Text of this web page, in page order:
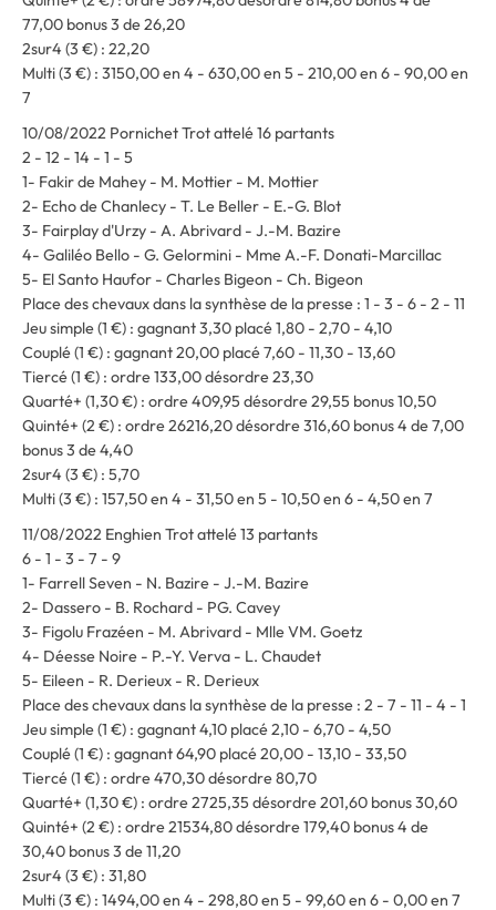
77,00 bonus 3 de 26,20
2sur4 (3 €) : 22,20
Multi (3 €) : 3150,00 en 4 - 630,00 en 5 - 210,00 en 6 - 90,00 en
7
10/08/2022 Pornichet Trot attelé 16 partants
2 - 12 - 14 - 1 - 5
1- Fakir de Mahey - M. Mottier - M. Mottier
2- Echo de Chanlecy - T. Le Beller - E.-G. Blot
3- Fairplay d'Urzy - A. Abrivard - J.-M. Bazire
4- Galiléo Bello - G. Gelormini - Mme A.-F. Donati-Marcillac
5- El Santo Haufor - Charles Bigeon - Ch. Bigeon
Place des chevaux dans la synthèse de la presse : 1 - 3 - 6 - 2 - 11
Jeu simple (1 €) : gagnant 3,30 placé 1,80 - 2,70 - 4,10
Couplé (1 €) : gagnant 20,00 placé 7,60 - 11,30 - 13,60
Tiercé (1 €) : ordre 133,00 désordre 23,30
Quarté+ (1,30 €) : ordre 409,95 désordre 29,55 bonus 10,50
Quinté+ (2 €) : ordre 26216,20 désordre 316,60 bonus 4 de 7,00
bonus 3 de 4,40
2sur4 (3 €) : 5,70
Multi (3 €) : 157,50 en 4 - 31,50 en 5 - 10,50 en 6 - 4,50 en 7
11/08/2022 Enghien Trot attelé 13 partants
6 - 1 - 3 - 7 - 9
1- Farrell Seven - N. Bazire - J.-M. Bazire
2- Dassero - B. Rochard - PG. Cavey
3- Figolu Frazéen - M. Abrivard - Mlle VM. Goetz
4- Déesse Noire - P.-Y. Verva - L. Chaudet
5- Eileen - R. Derieux - R. Derieux
Place des chevaux dans la synthèse de la presse : 2 - 7 - 11 - 4 - 1
Jeu simple (1 €) : gagnant 4,10 placé 2,10 - 6,70 - 4,50
Couplé (1 €) : gagnant 64,90 placé 20,00 - 13,10 - 33,50
Tiercé (1 €) : ordre 470,30 désordre 80,70
Quarté+ (1,30 €) : ordre 2725,35 désordre 201,60 bonus 30,60
Quinté+ (2 €) : ordre 21534,80 désordre 179,40 bonus 4 de
30,40 bonus 3 de 11,20
2sur4 (3 €) : 31,80
Multi (3 €) : 1494,00 en 4 - 298,80 en 5 - 99,60 en 6 - 0,00 en 7